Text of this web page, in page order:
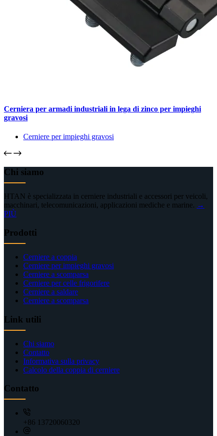
Cerniera per armadi industriali in lega di zinco per impieghi
gravosi
Cerniere per impieghi gravosi
Chi siamo
HTAN è specializzata in cerniere industriali e accessori per veicoli,
macchinari, telecomunicazioni, applicazioni mediche e marine. →
PIÙ
Prodotti
Cerniere a coppia
Cerniere per impieghi gravosi
Cerniere a scomparsa
Cerniere per celle frigorifere
Cerniere a saldare
Cerniere a scomparsa
Link utili
Chi siamo
Contatto
Informativa sulla privacy
Calcolo della coppia di cerniere
Contatto
+86 13720060320